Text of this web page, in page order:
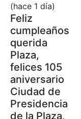
(hace 1 día)
Feliz
cumpleaños
querida
Plaza,
felices 105
aniversario
Ciudad de
Presidencia
de la Plaza,